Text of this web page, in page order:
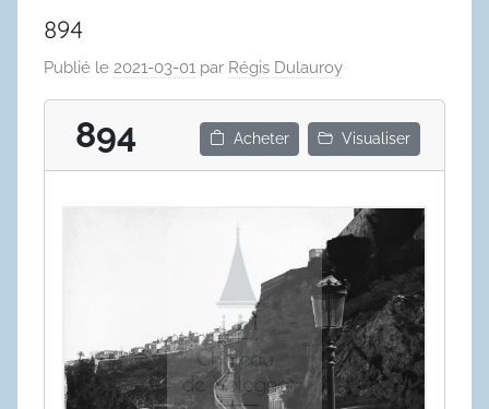
894
Publié le 2021-03-01 par Régis Dulauroy
894 Acheter Visualiser